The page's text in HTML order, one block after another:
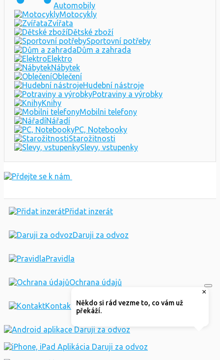
×
Někdo si rád vezme to, co vám už
překáží.
Automobily
Motocykly
Zvířata
Dětské zboží
Sportovní potřeby
Dům a zahrada
Elektro
Nábytek
Oblečení
Hudební nástroje
Potraviny a výrobky
Knihy
Mobilni telefony
Nářadí
PC, Notebooky
Starožitnosti
Slevy, vstupenky
Přidat inzerát
Daruji za odvoz
Pravidla
Ochrana údajů
Kontakt